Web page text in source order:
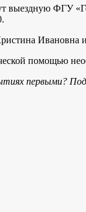
выездную ФГУ
Ивановна
помощью
первыми?